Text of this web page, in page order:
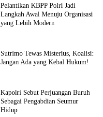
Pelantikan KBPP Polri Jadi
Langkah Awal Menuju Organisasi
yang Lebih Modern
Sutrimo Tewas Misterius, Koalisi:
Jangan Ada yang Kebal Hukum!
Kapolri Sebut Perjuangan Buruh
Sebagai Pengabdian Seumur
Hidup